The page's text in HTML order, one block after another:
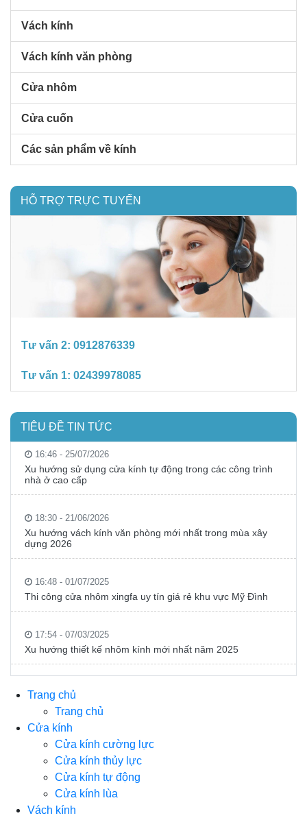
Vách kính
Vách kính văn phòng
Cửa nhôm
Cửa cuốn
Các sản phẩm về kính
HỖ TRỢ TRỰC TUYẾN
Tư vấn 2: 0912876339
Tư vấn 1: 02439978085
TIÊU ĐỀ TIN TỨC
16:46 - 25/07/2026
Xu hướng sử dụng cửa kính tự động trong các công trình
nhà ở cao cấp
18:30 - 21/06/2026
Xu hướng vách kính văn phòng mới nhất trong mùa xây
dựng 2026
16:48 - 01/07/2025
Thi công cửa nhôm xingfa uy tín giá rẻ khu vực Mỹ Đình
17:54 - 07/03/2025
Xu hướng thiết kế nhôm kính mới nhất năm 2025
Trang chủ
Trang chủ
Cửa kính
Cửa kính cường lực
Cửa kính thủy lực
Cửa kính tự động
Cửa kính lùa
Vách kính